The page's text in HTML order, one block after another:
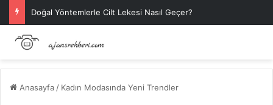
Doğal Yöntemlerle Cilt Lekesi Nasıl Geçer?
Anasayfa / Kadın Modasında Yeni Trendler